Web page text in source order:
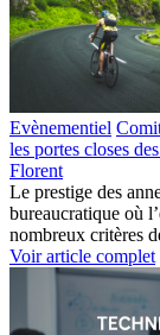
Evènementiel
les portes closes
Florent
Le prestige des
bureaucratique où
nombreux critères
Voir article complet